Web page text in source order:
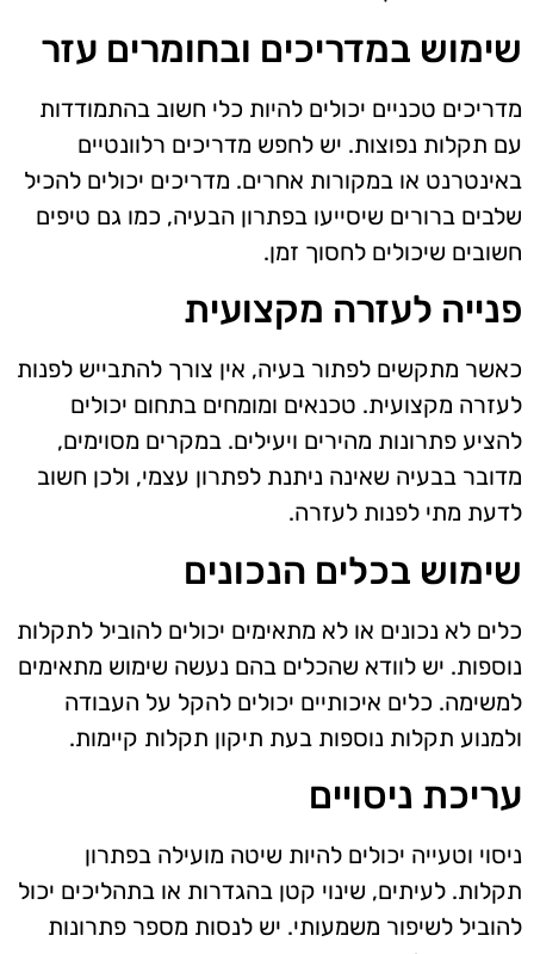
שימוש במדריכים ובחומרים עזר
מדריכים טכניים יכולים להיות כלי חשוב בהתמודדות
עם תקלות נפוצות. יש לחפש מדריכים רלוונטיים
באינטרנט או במקורות אחרים. מדריכים יכולים להכיל
שלבים ברורים שיסייעו בפתרון הבעיה, כמו גם טיפים
חשובים שיכולים לחסוך זמן.
פנייה לעזרה מקצועית
כאשר מתקשים לפתור בעיה, אין צורך להתבייש לפנות
לעזרה מקצועית. טכנאים ומומחים בתחום יכולים
להציע פתרונות מהירים ויעילים. במקרים מסוימים,
מדובר בבעיה שאינה ניתנת לפתרון עצמי, ולכן חשוב
לדעת מתי לפנות לעזרה.
שימוש בכלים הנכונים
כלים לא נכונים או לא מתאימים יכולים להוביל לתקלות
נוספות. יש לוודא שהכלים בהם נעשה שימוש מתאימים
למשימה. כלים איכותיים יכולים להקל על העבודה
ולמנוע תקלות נוספות בעת תיקון תקלות קיימות.
עריכת ניסויים
ניסוי וטעייה יכולים להיות שיטה מועילה בפתרון
תקלות. לעיתים, שינוי קטן בהגדרות או בתהליכים יכול
להוביל לשיפור משמעותי. יש לנסות מספר פתרונות